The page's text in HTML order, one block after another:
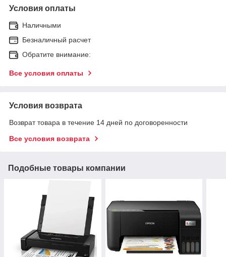
Условия оплаты
Наличными
Безналичный расчет
Обратите внимание:
Все условия оплаты
Условия возврата
Возврат товара в течение 14 дней по договоренности
Все условия возврата
Подобные товары компании